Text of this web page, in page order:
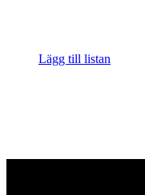
Lägg till listan